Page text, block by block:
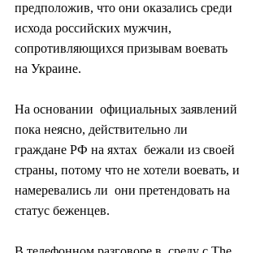
предположив, что они оказались среди
исхода российских мужчин,
сопротивляющихся призывам воевать
на Украине.
На основании  официальных заявлений
пока неясно, действительно ли
граждане РФ на яхтах  бежали из своей
страны, потому что не хотели воевать, и
намеревались ли  они претендовать на
статус беженцев.